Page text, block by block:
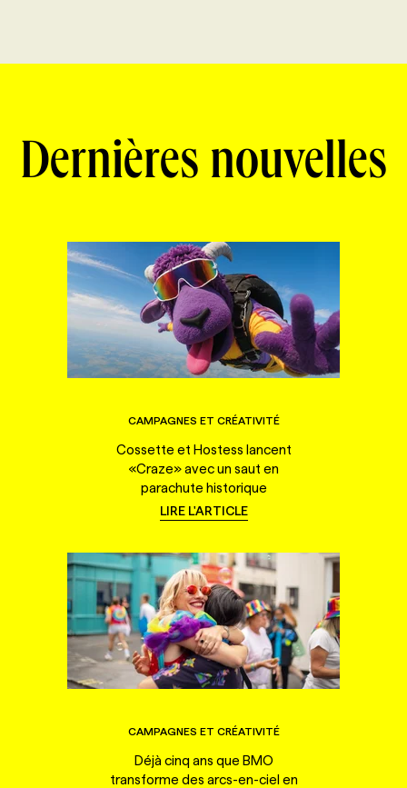
Dernières nouvelles
CAMPAGNES ET CRÉATIVITÉ
Cossette et Hostess lancent
«Craze» avec un saut en
parachute historique
LIRE L'ARTICLE
CAMPAGNES ET CRÉATIVITÉ
Déjà cinq ans que BMO
transforme des arcs-en-ciel en